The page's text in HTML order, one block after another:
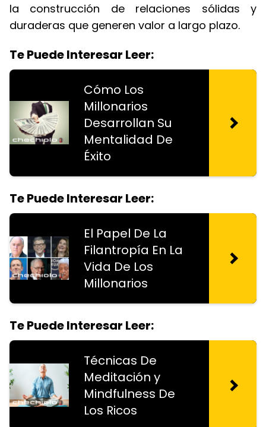
la construcción de relaciones sólidas y
duraderas que generen valor a largo plazo.
Te Puede Interesar Leer:
Cómo Los
Millonarios
Desarrollan Su
Mentalidad De
Éxito
Te Puede Interesar Leer:
El Papel De La
Filantropía En La
Vida De Los
Millonarios
Te Puede Interesar Leer:
Técnicas De
Meditación y
Mindfulness De
Los Ricos